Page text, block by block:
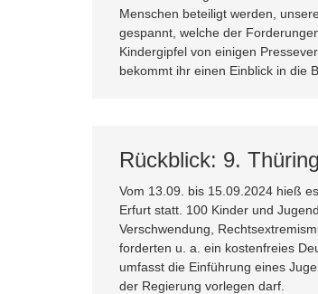
Menschen beteiligt werden,
gespannt, welche der
Kindergipfel von einigen
bekommt ihr einen Einblick in die
Rückblick: 9.
Vom 13.09. bis 15.09.2024 hieß
Erfurt statt. 100 Kinder und
Verschwendung,
forderten u. a. ein kostenfreies
umfasst die Einführung eines
der Regierung vorlegen darf.